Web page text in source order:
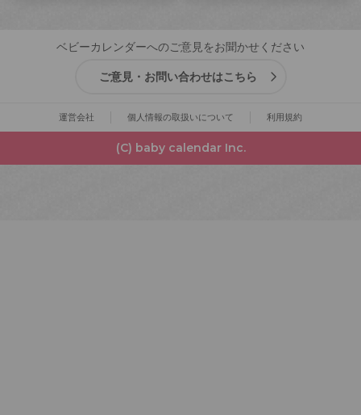
ベビーカレンダーへのご意見をお聞かせください
ご意見・お問い合わせはこちら
運営会社 個人情報の取扱いについて 利用規約
(C) baby calendar Inc.